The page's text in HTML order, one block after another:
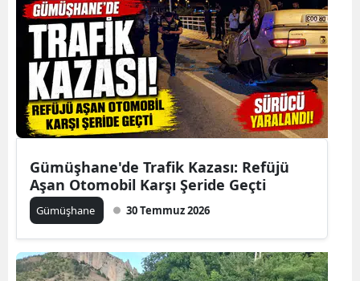
Manisa
Kahramanmaraş
Mardin
Muğla
Muş
Nevşehir
Niğde
Ordu
Rize
Gümüşhane'de Trafik Kazası: Refüjü
Aşan Otomobil Karşı Şeride Geçti
Gümüşhane 30 Temmuz 2026